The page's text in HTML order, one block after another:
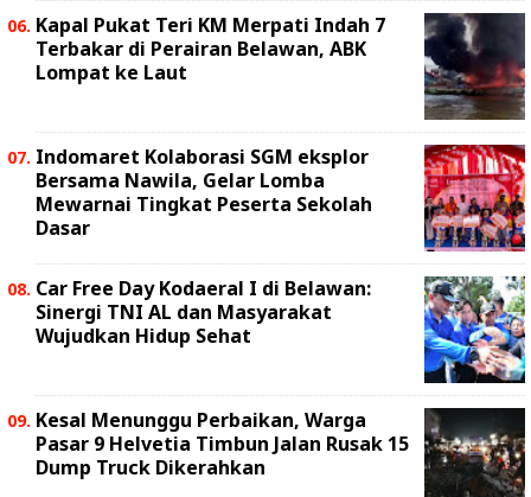
Kapal Pukat Teri KM Merpati Indah 7
Terbakar di Perairan Belawan, ABK
Lompat ke Laut
Indomaret Kolaborasi SGM eksplor
Bersama Nawila, Gelar Lomba
Mewarnai Tingkat Peserta Sekolah
Dasar
Car Free Day Kodaeral I di Belawan:
Sinergi TNI AL dan Masyarakat
Wujudkan Hidup Sehat
Kesal Menunggu Perbaikan, Warga
Pasar 9 Helvetia Timbun Jalan Rusak 15
Dump Truck Dikerahkan